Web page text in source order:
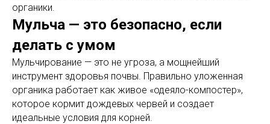
органики.
Мульча — это безопасно, если
делать с умом
Мульчирование — это не угроза, а мощнейший
инструмент здоровья почвы. Правильно уложенная
органика работает как живое «одеяло-компостер»,
которое кормит дождевых червей и создает
идеальные условия для корней.